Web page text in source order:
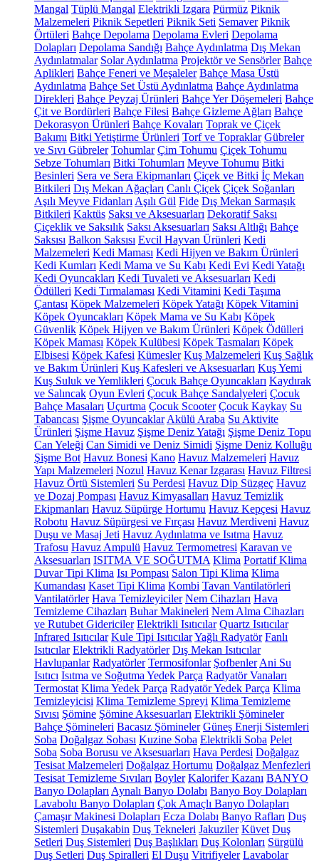
Mangal Tüplü Mangal Elektrikli Izgara Pürmüz Piknik
Malzemeleri Piknik Sepetleri Piknik Seti Semaver Piknik
Örtüleri Bahçe Depolama Depolama Evleri Depolama
Dolapları Depolama Sandığı Bahçe Aydınlatma Dış Mekan
Aydınlatmalar Solar Aydınlatma Projektör ve Sensörler Bahçe
Aplikleri Bahçe Feneri ve Meşaleler Bahçe Masa Üstü
Aydınlatma Bahçe Set Üstü Aydınlatma Bahçe Aydınlatma
Direkleri Bahçe Peyzaj Ürünleri Bahçe Yer Döşemeleri Bahçe
Çit ve Bordürleri Bahçe Filesi Bahçe Gizleme Ağları Bahçe
Dekorasyon Ürünleri Bahçe Kovaları Toprak ve Çiçek
Bakımı Bitki Yetiştirme Ürünleri Torf ve Topraklar Gübreler
ve Sıvı Gübreler Tohumlar Çim Tohumu Çiçek Tohumu
Sebze Tohumları Bitki Tohumları Meyve Tohumu Bitki
Besinleri Sera ve Sera Ekipmanları Çiçek ve Bitki İç Mekan
Bitkileri Dış Mekan Ağaçları Canlı Çiçek Çiçek Soğanları
Aşılı Meyve Fidanları Aşılı Gül Fide Dış Mekan Sarmaşık
Bitkileri Kaktüs Saksı ve Aksesuarları Dekoratif Saksı
Çiçeklik ve Saksılık Saksı Aksesuarları Saksı Altlığı Bahçe
Saksısı Balkon Saksısı Evcil Hayvan Ürünleri Kedi
Malzemeleri Kedi Maması Kedi Hijyen ve Bakım Ürünleri
Kedi Kumları Kedi Mama ve Su Kabı Kedi Evi Kedi Yatağı
Kedi Oyuncakları Kedi Tuvaleti ve Aksesuarları Kedi
Ödülleri Kedi Tırmalaması Kedi Vitamini Kedi Taşıma
Çantası Köpek Malzemeleri Köpek Yatağı Köpek Vitamini
Köpek Oyuncakları Köpek Mama ve Su Kabı Köpek
Güvenlik Köpek Hijyen ve Bakım Ürünleri Köpek Ödülleri
Köpek Maması Köpek Kulübesi Köpek Tasmaları Köpek
Elbisesi Köpek Kafesi Kümesler Kuş Malzemeleri Kuş Sağlık
ve Bakım Ürünleri Kuş Kafesleri ve Aksesuarları Kuş Yemi
Kuş Suluk ve Yemlikleri Çocuk Bahçe Oyuncakları Kaydırak
ve Salıncak Oyun Evleri Çocuk Bahçe Sandalyeleri Çocuk
Bahçe Masaları Uçurtma Çocuk Scooter Çocuk Kaykay Su
Tabancası Şişme Oyuncaklar Akülü Araba Su Aktivite
Ürünleri Şişme Havuz Şişme Deniz Yatağı Şişme Deniz Topu
Can Yeleği Can Simidi ve Deniz Simidi Şişme Deniz Kolluğu
Şişme Bot Havuz Bonesi Kano Havuz Malzemeleri Havuz
Yapı Malzemeleri Nozul Havuz Kenar Izgarası Havuz Filtresi
Havuz Örtü Sistemleri Su Perdesi Havuz Dip Süzgeç Havuz
ve Dozaj Pompası Havuz Kimyasalları Havuz Temizlik
Ekipmanları Havuz Süpürge Hortumu Havuz Kepçesi Havuz
Robotu Havuz Süpürgesi ve Fırçası Havuz Merdiveni Havuz
Duşu ve Masaj Jeti Havuz Aydınlatma ve Isıtma Havuz
Trafosu Havuz Ampulü Havuz Termometresi Karavan ve
Aksesuarları ISITMA VE SOĞUTMA Klima Portatif Klima
Duvar Tipi Klima Isı Pompası Salon Tipi Klima Klima
Kumandası Kaset Tipi Klima Kombi Tavan Vantilatörleri
Vantilatörler Hava Temizleyiciler Nem Cihazları Hava
Temizleme Cihazları Buhar Makineleri Nem Alma Cihazları
ve Rutubet Gidericiler Elektrikli Isıtıcılar Quartz Isıtıcılar
Infrared Isıtıcılar Kule Tipi IsıtıcılarYağlı Radyatör Fanlı
Isıtıcılar Elektrikli Radyatörler Dış Mekan Isıtıcılar
Havlupanlar Radyatörler Termosifonlar Şofbenler Ani Su
Isıtıcı Isıtma ve Soğutma Yedek Parça Radyatör Vanaları
Termostat Klima Yedek Parça Radyatör Yedek Parça Klima
Temizleyicisi Klima Temizleme Spreyi Klima Temizleme
Sıvısı Şömine Şömine Aksesuarları Elektrikli Şömineler
Bahçe Şömineleri Bacasız Şömineler Güneş Enerji Sistemleri
Soba Doğalgaz Sobası Kuzine Soba Elektrikli Soba Pelet
Soba Soba Borusu ve Aksesuarları Hava Perdesi Doğalgaz
Tesisat Malzemeleri Doğalgaz Hortumu Doğalgaz Menfezleri
Tesisat Temizleme Sıvıları Boyler Kalorifer Kazanı BANYO
Banyo Dolapları Aynalı Banyo Dolabı Banyo Boy Dolapları
Lavabolu Banyo Dolapları Çok Amaçlı Banyo Dolapları
Çamaşır Makinesi Dolapları Ecza Dolabı Banyo Rafları Duş
Sistemleri Duşakabin Duş Tekneleri Jakuziler Küvet Duş
Setleri Duş Sistemleri Duş Başlıkları Duş Kolonları Sürgülü
Duş Setleri Duş Spiralleri El Duşu Vitrifiyeler Lavabolar